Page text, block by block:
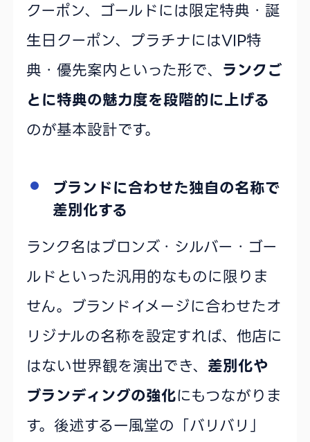
クーポン、ゴールドには限定特典・誕
生日クーポン、プラチナにはVIP特
典・優先案内といった形で、 ランクご
とに特典の魅力度を段階的に上げる
のが基本設計です。
ブランドに合わせた独自の名称で
差別化する
ランク名はブロンズ・シルバー・ゴー
ルドといった汎用的なものに限りま
せん。ブランドイメージに合わせたオ
リジナルの名称を設定すれば、他店に
はない世界観を演出でき、 差別化や
ブランディングの強化にもつながりま
す。後述する一風堂の「バリバリ」